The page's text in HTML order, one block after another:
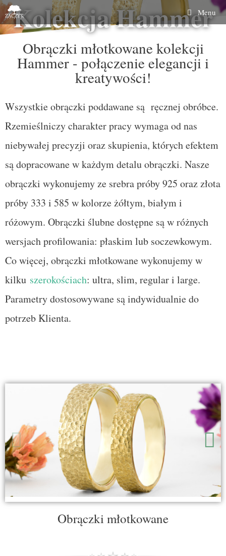
Menu
Kolekcja Hammer
Obrączki młotkowane kolekcji
Hammer - połączenie elegancji i
kreatywości!
Wszystkie obrączki poddawane są ręcznej obróbce.
Rzemieślniczy charakter pracy wymaga od nas
niebywałej precyzji oraz skupienia, których efektem
są dopracowane w każdym detalu obrączki. Nasze
obrączki wykonujemy ze srebra próby 925 oraz złota
próby 333 i 585 w kolorze żółtym, białym i
różowym. Obrączki ślubne dostępne są w różnych
wersjach profilowania: płaskim lub soczewkowym.
Co więcej, obrączki młotkowane wykonujemy w
kilku szerokościach: ultra, slim, regular i large.
Parametry dostosowywane są indywidualnie do
potrzeb Klienta.
Obrączki młotkowane